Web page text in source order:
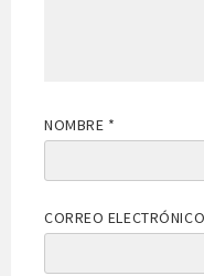
NOMBRE *
CORREO ELECTRÓNICO